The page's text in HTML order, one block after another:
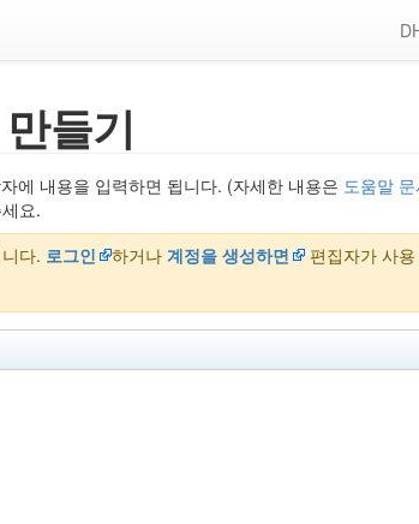
들기
에 내용을 입력하면 됩니다. (자세한 내용은 도움말
요.
다. 로그인 하거나 계정을 생성하면
편집자가 사용